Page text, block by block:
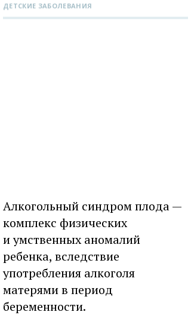
ДЕТСКИЕ ЗАБОЛЕВАНИЯ
Алкогольный синдром плода —
комплекс физических
и умственных аномалий
ребенка, вследствие
употребления алкоголя
матерями в период
беременности.